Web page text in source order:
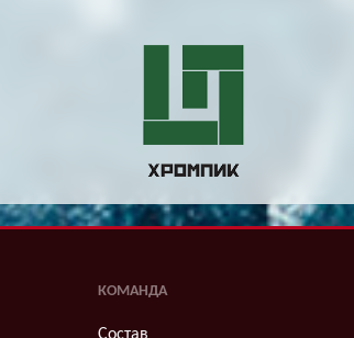
КОМАНДА
Состав